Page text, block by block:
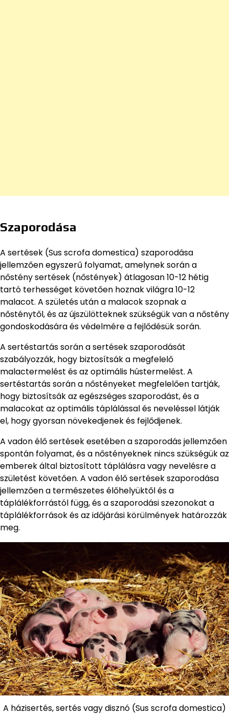
Szaporodása
A sertések (Sus scrofa domestica) szaporodása
jellemzően egyszerű folyamat, amelynek során a
nőstény sertések (nőstények) átlagosan 10-12 hétig
tartó terhességet követően hoznak világra 10-12
malacot. A születés után a malacok szopnak a
nősténytől, és az újszülötteknek szükségük van a nőstény
gondoskodására és védelmére a fejlődésük során.
A sertéstartás során a sertések szaporodását
szabályozzák, hogy biztosítsák a megfelelő
malactermelést és az optimális hústermelést. A
sertéstartás során a nőstényeket megfelelően tartják,
hogy biztosítsák az egészséges szaporodást, és a
malacokat az optimális táplálással és neveléssel látják
el, hogy gyorsan növekedjenek és fejlődjenek.
A vadon élő sertések esetében a szaporodás jellemzően
spontán folyamat, és a nőstényeknek nincs szükségük az
emberek által biztosított táplálásra vagy nevelésre a
születést követően. A vadon élő sertések szaporodása
jellemzően a természetes élőhelyüktől és a
táplálékforrástól függ, és a szaporodási szezonokat a
táplálékforrások és az időjárási körülmények határozzák
meg.
A házisertés, sertés vagy disznó (Sus scrofa domestica)